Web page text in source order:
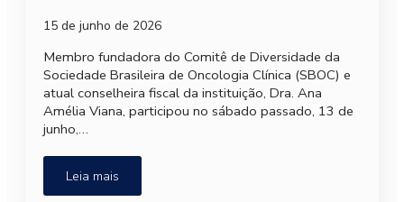
15 de junho de 2026
Membro fundadora do Comitê de Diversidade da
Sociedade Brasileira de Oncologia Clínica (SBOC) e
atual conselheira fiscal da instituição, Dra. Ana
Amélia Viana, participou no sábado passado, 13 de
junho,…
Leia mais